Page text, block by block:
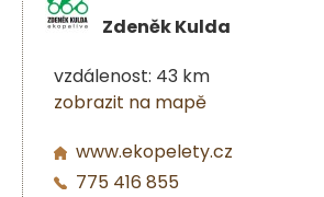
Zdeněk Kulda
vzdálenost: 43 km
zobrazit na mapě
www.ekopelety.cz
775 416 855